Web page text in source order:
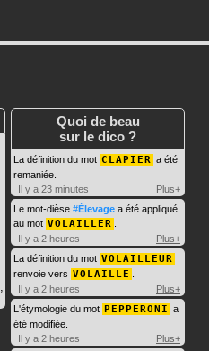
,
Quoi de beau
sur le dico ?
La définition du mot CLAPIER a été
remaniée.
Il y a 23 minutes
Plus+
Le mot-dièse #Élevage a été appliqué
au mot VOLAILLER .
Il y a 2 heures
Plus+
La définition du mot VOLAILLEUR
renvoie vers VOLAILLE .
Il y a 2 heures
Plus+
L'étymologie du mot PEPPERONI a
été modifiée.
Il y a 2 heures
Plus+